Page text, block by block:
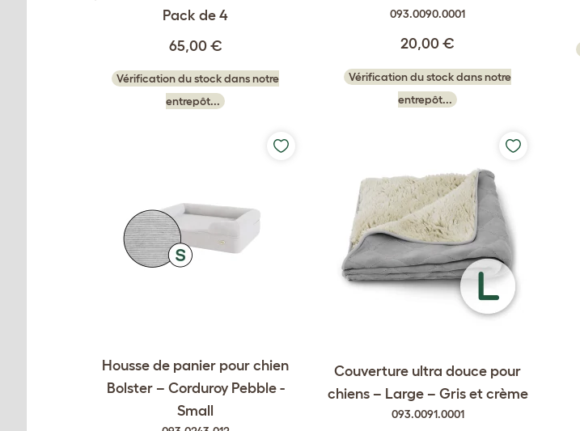
Pack de 4
65,00 €
Vérification du stock dans notre
entrepôt...
093.0090.0001
20,00 €
Vérification du stock dans notre
entrepôt...
Housse de panier pour chien
Bolster – Corduroy Pebble -
Small
Couverture ultra douce pour
chiens – Large – Gris et crème
093.0091.0001